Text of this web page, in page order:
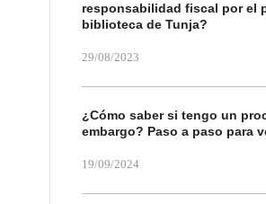
responsabilidad fiscal por el
biblioteca de Tunja?
29/08/2023
¿Cómo saber si tengo un
embargo? Paso a paso para
19/09/2024